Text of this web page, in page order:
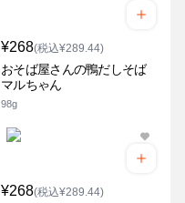
¥268(税込¥289.44)
おそば屋さんの鴨だしそば
マルちゃん
98g
¥268(税込¥289.44)